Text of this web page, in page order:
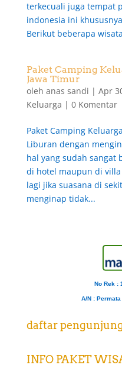
terkecuali juga tempat
indonesia ini
Berikut beberapa
Paket Camping
Jawa Timur
oleh anas sandi | Apr
Keluarga | 0 Komentar
Paket Camping
Liburan dengan
hal yang sudah sangat
di hotel maupun di
lagi jika suasana di
menginap tidak...
No Rek :
A/N :
daftar
INFO PAKET